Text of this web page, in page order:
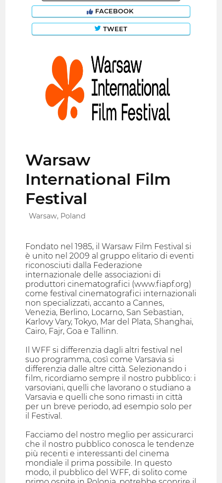
FACEBOOK
TWEET
Warsaw
International Film
Festival
Warsaw, Poland
Fondato nel 1985, il Warsaw Film Festival si
è unito nel 2009 al gruppo elitario di eventi
riconosciuti dalla Federazione
internazionale delle associazioni di
produttori cinematografici (www.fiapf.org)
come festival cinematografici internazionali
non specializzati, accanto a Cannes,
Venezia, Berlino, Locarno, San Sebastian,
Karlovy Vary, Tokyo, Mar del Plata, Shanghai,
Cairo, Fajr, Goa e Tallinn.
Il WFF si differenzia dagli altri festival nel
suo programma, così come Varsavia si
differenzia dalle altre città. Selezionando i
film, ricordiamo sempre il nostro pubblico: i
varsoviani, quelli che lavorano o studiano a
Varsavia e quelli che sono rimasti in città
per un breve periodo, ad esempio solo per
il Festival.
Facciamo del nostro meglio per assicurarci
che il nostro pubblico conosca le tendenze
più recenti e interessanti del cinema
mondiale il prima possibile. In questo
modo, il pubblico del WFF, di solito come